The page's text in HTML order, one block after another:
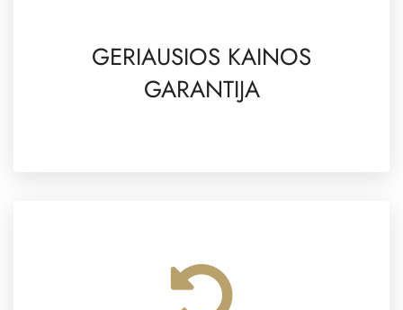
GERIAUSIOS KAINOS
GARANTIJA